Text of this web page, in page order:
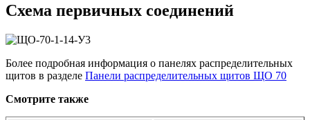
Схема первичных соединений
Более подробная информация о панелях распределительных
щитов в разделе Панели распределительных щитов ЩО 70
Смотрите также